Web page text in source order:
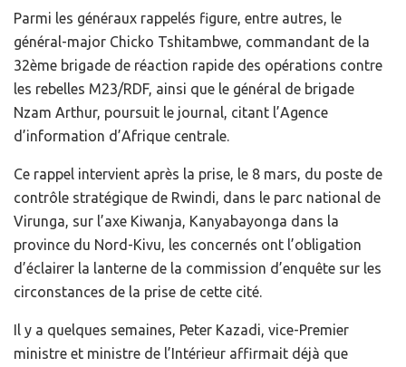
Parmi les généraux rappelés figure, entre autres, le
général-major Chicko Tshitambwe, commandant de la
32ème brigade de réaction rapide des opérations contre
les rebelles M23/RDF, ainsi que le général de brigade
Nzam Arthur, poursuit le journal, citant l’Agence
d’information d’Afrique centrale.
Ce rappel intervient après la prise, le 8 mars, du poste de
contrôle stratégique de Rwindi, dans le parc national de
Virunga, sur l’axe Kiwanja, Kanyabayonga dans la
province du Nord-Kivu, les concernés ont l’obligation
d’éclairer la lanterne de la commission d’enquête sur les
circonstances de la prise de cette cité.
Il y a quelques semaines, Peter Kazadi, vice-Premier
ministre et ministre de l’Intérieur affirmait déjà que